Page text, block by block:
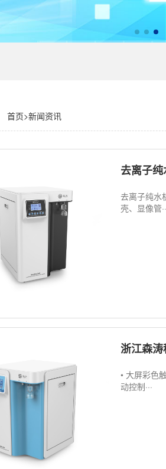
首页>新闻资讯
去离子
去离子纯
壳、显像管
浙江森
• 大屏彩色
动控制···